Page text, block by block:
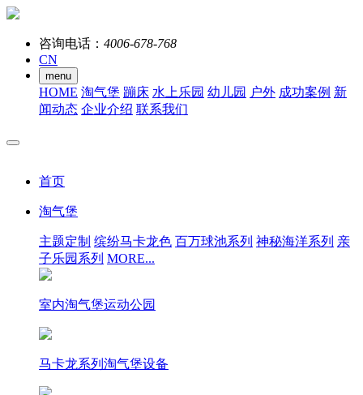
咨询电话： 4006-678-768
CN
menu
HOME 淘气堡 蹦床 水上乐园 幼儿园 户外 成功案例 新
闻动态 企业介绍 联系我们
首页
淘气堡
主题定制 缤纷马卡龙色 百万球池系列 神秘海洋系列 亲
子乐园系列 MORE...
室内淘气堡运动公园
马卡龙系列淘气堡设备